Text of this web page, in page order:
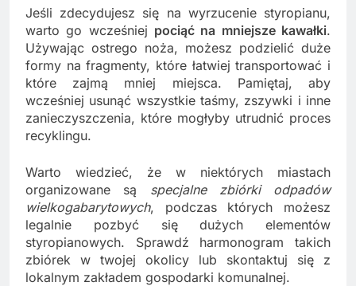
Jeśli zdecydujesz się na wyrzucenie styropianu,
warto go wcześniej pociąć na mniejsze kawałki.
Używając ostrego noża, możesz podzielić duże
formy na fragmenty, które łatwiej transportować i
które zajmą mniej miejsca. Pamiętaj, aby
wcześniej usunąć wszystkie taśmy, zszywki i inne
zanieczyszczenia, które mogłyby utrudnić proces
recyklingu.
Warto wiedzieć, że w niektórych miastach
organizowane są specjalne zbiórki odpadów
wielkogabarytowych, podczas których możesz
legalnie pozbyć się dużych elementów
styropianowych. Sprawdź harmonogram takich
zbiórek w twojej okolicy lub skontaktuj się z
lokalnym zakładem gospodarki komunalnej.